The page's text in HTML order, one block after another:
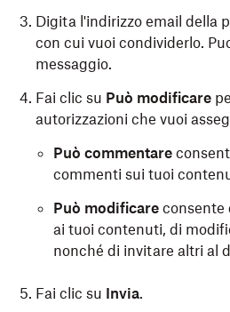
Digita l'indirizzo email della
con cui vuoi condividerlo.
messaggio.
Fai clic su Può modificare
autorizzazioni che vuoi
Può commentare
commenti sui tuoi
Può modificare consente
ai tuoi contenuti, di
nonché di invitare altri al
Fai clic su Invia.